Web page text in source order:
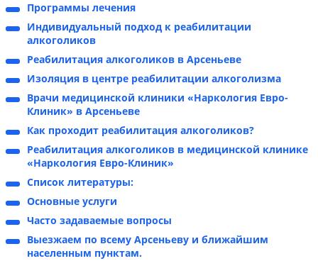
Программы лечения
Индивидуальный подход к реабилитации
алкоголиков
Реабилитация алкоголиков в Арсеньеве
Изоляция в центре реабилитации алкоголизма
Врачи медицинской клиники «Наркология Евро-
Клиник» в Арсеньеве
Как проходит реабилитация алкоголиков?
Реабилитация алкоголиков в медицинской клинике
«Наркология Евро-Клиник»
Список литературы:
Основные услуги
Часто задаваемые вопросы
Выезжаем по всему Арсеньеву и ближайшим
населенным пунктам.